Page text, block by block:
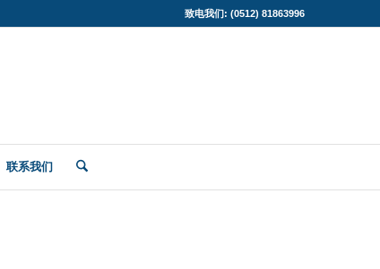
致电我们: (0512) 81863996
联系我们